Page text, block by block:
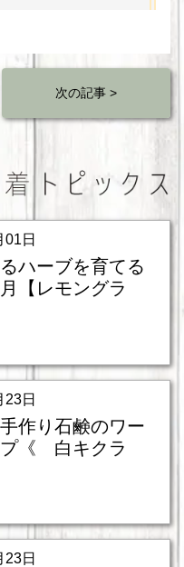
次の記事 >
01日
ハーブを育てる
【レモングラ
23日
作り石鹸のワー
プ《 白キクラ
23日